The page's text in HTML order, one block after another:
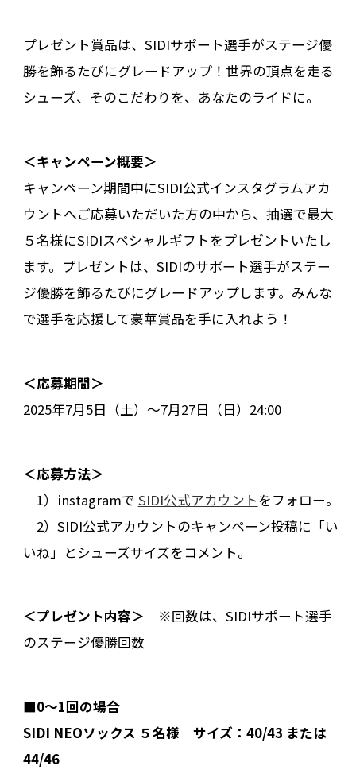
プレゼント賞品は、SIDIサポート選手がステージ優
勝を飾るたびにグレードアップ！世界の頂点を走る
シューズ、そのこだわりを、あなたのライドに。
＜キャンペーン概要＞
キャンペーン期間中にSIDI公式インスタグラムアカ
ウントへご応募いただいた方の中から、抽選で最大
５名様にSIDIスペシャルギフトをプレゼントいたし
ます。プレゼントは、SIDIのサポート選手がステー
ジ優勝を飾るたびにグレードアップします。みんな
で選手を応援して豪華賞品を手に入れよう！
＜応募期間＞
2025年7月5日（土）〜7月27日（日）24:00
＜応募方法＞
1）instagramで SIDI公式アカウントをフォロー。
2）SIDI公式アカウントのキャンペーン投稿に「い
いね」とシューズサイズをコメント。
＜プレゼント内容＞ ※回数は、SIDIサポート選手
のステージ優勝回数
■0〜1回の場合
SIDI NEOソックス ５名様 サイズ：40/43 または
44/46